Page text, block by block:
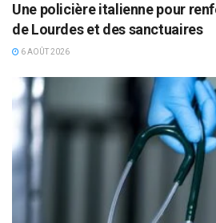
Une policière italienne pour
de Lourdes et des sanctuaires
6 AOÛT 2026